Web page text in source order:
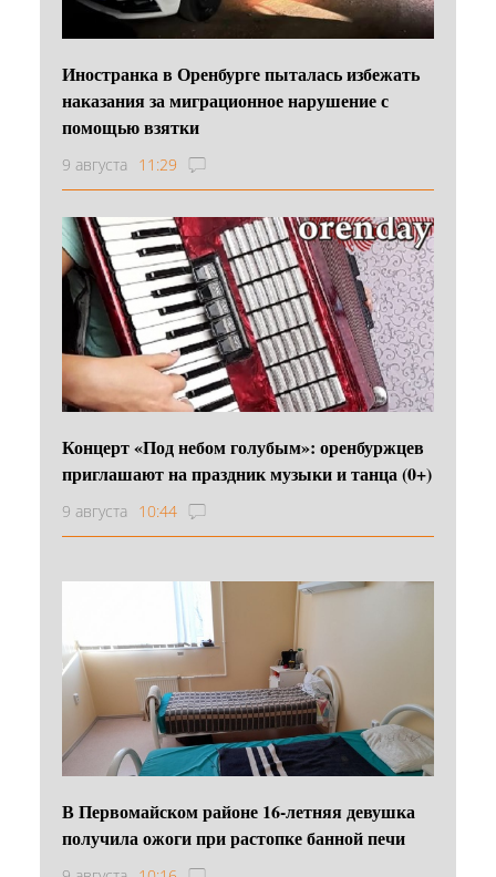
Иностранка в Оренбурге пыталась избежать
наказания за миграционное нарушение с
помощью взятки
9 августа 11:29
Концерт «Под небом голубым»: оренбуржцев
приглашают на праздник музыки и танца (0+)
9 августа 10:44
В Первомайском районе 16‑летняя девушка
получила ожоги при растопке банной печи